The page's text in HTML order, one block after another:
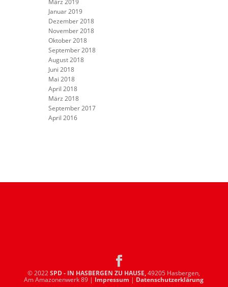
März 2019
Januar 2019
Dezember 2018
November 2018
Oktober 2018
September 2018
August 2018
Juni 2018
Mai 2018
April 2018
März 2018
September 2017
April 2016
© 2022SPD - IN HASBERGEN ZU HAUSE,49205 Hasbergen,
Am Amazonenwerk 89 | Impressum | Datenschutzerklärung